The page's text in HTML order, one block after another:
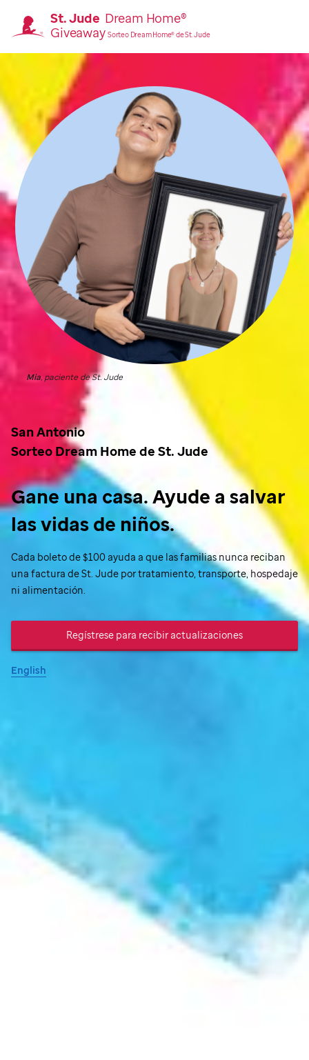
St. Jude Dream Home®
GiveawaySorteo Dream Home® de St. Jude
Página
principal
San Antonio
Sorteo Dream Home de St. Jude
Gane una casa. Ayude a salvar
las vidas de niños.
Cada boleto de $100 ayuda a que las familias nunca reciban
una factura deSt. Jude por tratamiento, transporte, hospedaje
ni alimentación.
Regístrese para recibir actualizaciones
English
Mia , paciente deSt. Jude